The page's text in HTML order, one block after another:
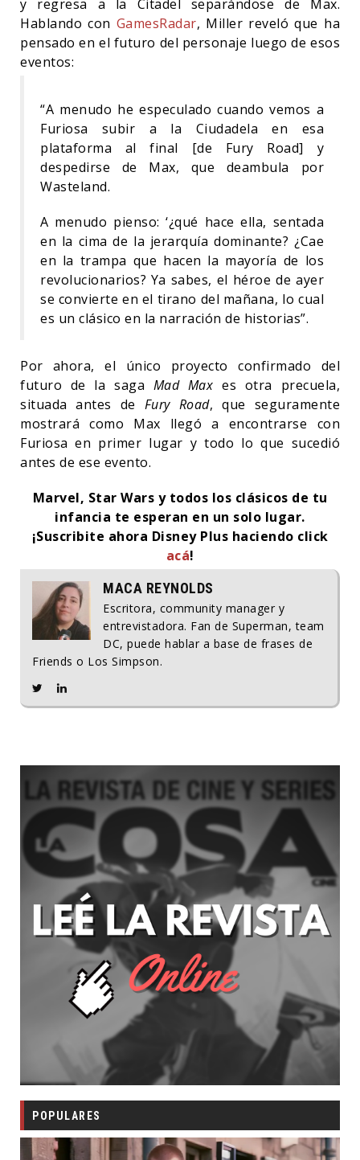
y regresa a la Citadel separándose de Max.
Hablando con GamesRadar, Miller reveló que ha
pensado en el futuro del personaje luego de esos
eventos:
“A menudo he especulado cuando vemos a
Furiosa subir a la Ciudadela en esa
plataforma al final [de Fury Road] y
despedirse de Max, que deambula por
Wasteland.
A menudo pienso: ‘¿qué hace ella, sentada
en la cima de la jerarquía dominante? ¿Cae
en la trampa que hacen la mayoría de los
revolucionarios? Ya sabes, el héroe de ayer
se convierte en el tirano del mañana, lo cual
es un clásico en la narración de historias”.
Por ahora, el único proyecto confirmado del
futuro de la saga Mad Max es otra precuela,
situada antes de Fury Road, que seguramente
mostrará como Max llegó a encontrarse con
Furiosa en primer lugar y todo lo que sucedió
antes de ese evento.
Marvel, Star Wars y todos los clásicos de tu
infancia te esperan en un solo lugar.
¡Suscribite ahora Disney Plus haciendo click
acá!
MACA REYNOLDS
Escritora, community manager y
entrevistadora. Fan de Superman, team
DC, puede hablar a base de frases de
Friends o Los Simpson.
POPULARES